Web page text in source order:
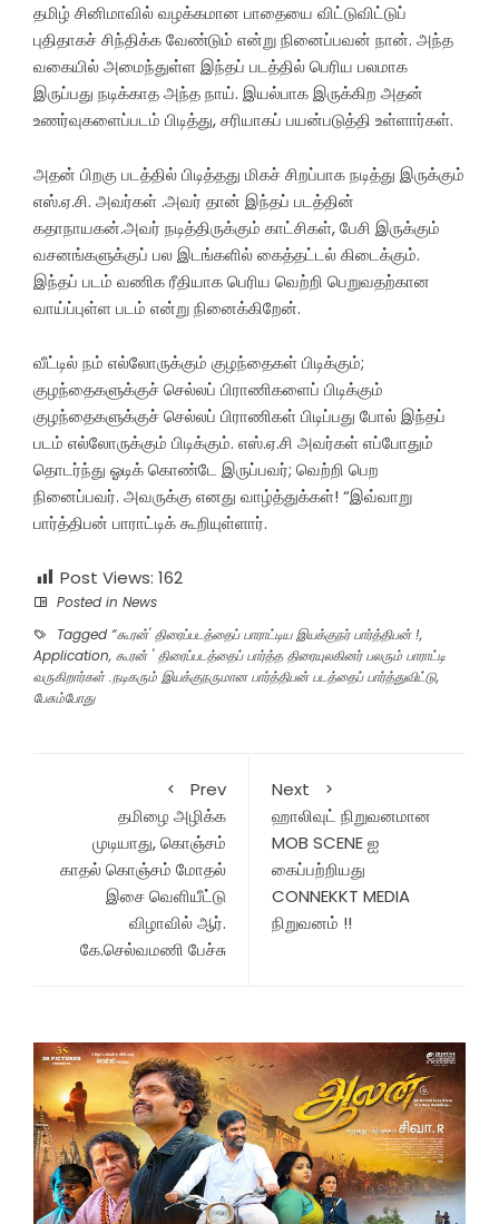
தமிழ் சினிமாவில் வழக்கமான பாதையை விட்டுவிட்டுப்
புதிதாகச் சிந்திக்க வேண்டும் என்று நினைப்பவன் நான். அந்த
வகையில் அமைந்துள்ள இந்தப் படத்தில் பெரிய பலமாக
இருப்பது நடிக்காத அந்த நாய். இயல்பாக இருக்கிற அதன்
உணர்வுகளைப்படம் பிடித்து, சரியாகப் பயன்படுத்தி உள்ளார்கள்.
அதன் பிறகு படத்தில் பிடித்தது மிகச் சிறப்பாக நடித்து இருக்கும்
எஸ்.ஏ.சி. அவர்கள் .அவர் தான் இந்தப் படத்தின்
கதாநாயகன்.அவர் நடித்திருக்கும் காட்சிகள், பேசி இருக்கும்
வசனங்களுக்குப் பல இடங்களில் கைத்தட்டல் கிடைக்கும்.
இந்தப் படம் வணிக ரீதியாக பெரிய வெற்றி பெறுவதற்கான
வாய்ப்புள்ள படம் என்று நினைக்கிறேன்.
வீட்டில் நம் எல்லோருக்கும் குழந்தைகள் பிடிக்கும்;
குழந்தைகளுக்குச் செல்லப் பிராணிகளைப் பிடிக்கும்
குழந்தைகளுக்குச் செல்லப் பிராணிகள் பிடிப்பது போல் இந்தப்
படம் எல்லோருக்கும் பிடிக்கும். எஸ்.ஏ.சி அவர்கள் எப்போதும்
தொடர்ந்து ஓடிக் கொண்டே இருப்பவர்; வெற்றி பெற
நினைப்பவர். அவருக்கு எனது வாழ்த்துக்கள்! “இவ்வாறு
பார்த்திபன் பாராட்டிக் கூறியுள்ளார்.
Post Views: 162
Posted in News
Tagged “கூரன்' திரைப்படத்தைப் பாராட்டிய இயக்குநர் பார்த்திபன் !,
Application, கூரன் ' திரைப்படத்தைப் பார்த்த திரையுலகினர் பலரும் பாராட்டி
வருகிறார்கள் .நடிகரும் இயக்குநருமான பார்த்திபன் படத்தைப் பார்த்துவிட்டு,
பேசும்போது
Prev
தமிழை அழிக்க
முடியாது, கொஞ்சம்
காதல் கொஞ்சம் மோதல்
இசை வெளியீட்டு
விழாவில் ஆர்.
கே.செல்வமணி பேச்சு
Next
ஹாலிவுட் நிறுவனமான
MOB SCENE ஐ
கைப்பற்றியது
CONNEKKT MEDIA
நிறுவனம் !!